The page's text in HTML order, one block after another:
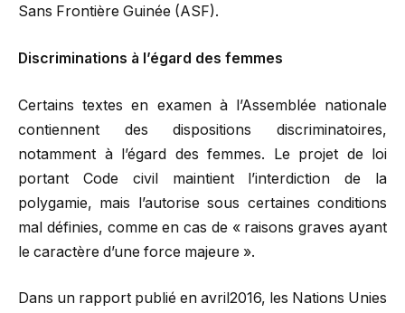
Sans Frontière Guinée (ASF).
Discriminations à l’égard des femmes
Certains textes en examen à l’Assemblée nationale
contiennent des dispositions discriminatoires,
notamment à l’égard des femmes. Le projet de loi
portant Code civil maintient l’interdiction de la
polygamie, mais l’autorise sous certaines conditions
mal définies, comme en cas de « raisons graves ayant
le caractère d’une force majeure ».
Dans un rapport publié en avril2016, les Nations Unies